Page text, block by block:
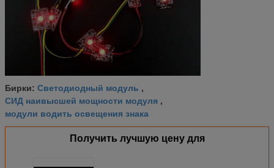
Бирки: Светодиодный модуль ,
СИД наивысшей мощности модуля ,
модули водить освещения знака
Получить лучшую цену для